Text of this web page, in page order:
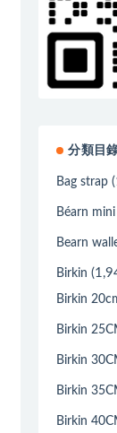
分類目
Bag strap
Béarn mini
Bearn
Birkin
Birkin
Birkin
Birkin
Birkin
Birkin